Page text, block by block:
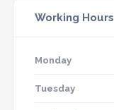
Working Hours
Monday
Tuesday